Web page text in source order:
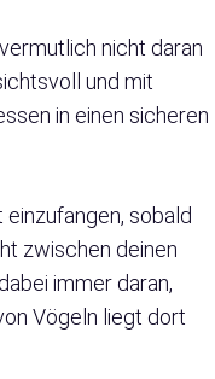
nicht daran
und mit
in einen sicheren
sobald
zwischen deinen
immer daran,
Vögeln liegt dort